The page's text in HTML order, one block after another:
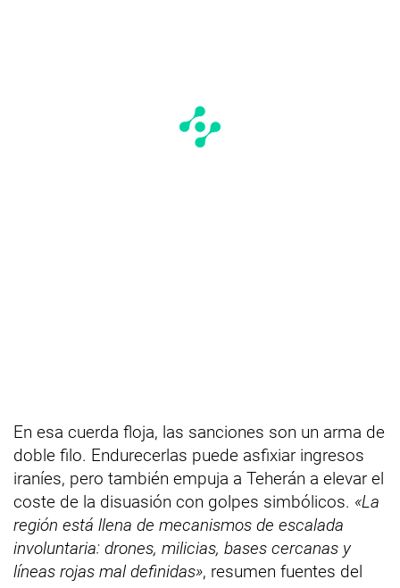
En esa cuerda floja, las sanciones son un arma de
doble filo. Endurecerlas puede asfixiar ingresos
iraníes, pero también empuja a Teherán a elevar el
coste de la disuasión con golpes simbólicos. «La
región está llena de mecanismos de escalada
involuntaria: drones, milicias, bases cercanas y
líneas rojas mal definidas», resumen fuentes del